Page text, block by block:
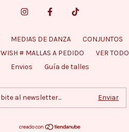
MEDIAS DE DANZA CONJUNTOS
WISH # MALLAS A PEDIDO VER TODO
Envios
Guía de talles